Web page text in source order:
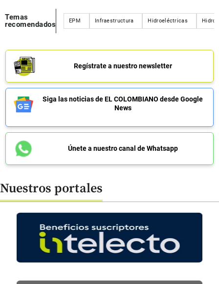
Temas
recomendados
EPM Infraestructura Hidroeléctricas
Regístrate a nuestro newsletter
Siga las noticias de EL COLOMBIANO desde Google
News
Únete a nuestro canal de Whatsapp
Nuestros portales